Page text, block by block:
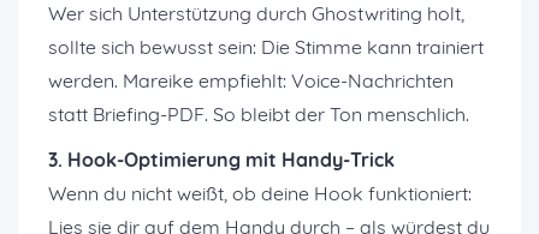
Wer sich Unterstützung durch Ghostwriting holt,
sollte sich bewusst sein: Die Stimme kann trainiert
werden. Mareike empfiehlt: Voice-Nachrichten
statt Briefing-PDF. So bleibt der Ton menschlich.
3. Hook-Optimierung mit Handy-Trick
Wenn du nicht weißt, ob deine Hook funktioniert:
Lies sie dir auf dem Handy durch – als würdest du